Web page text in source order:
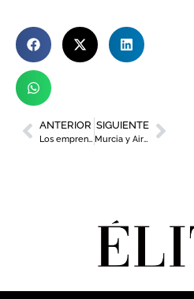
ANTERIOR
Los emprendedores murcianos se dan cita en la Feria de Proyectos Empresariales del Municipio
SIGUIENTE
Murcia y Airbnb, de la mano para promocionar el atractivo turístico de la ciudad por su 1200 aniversario